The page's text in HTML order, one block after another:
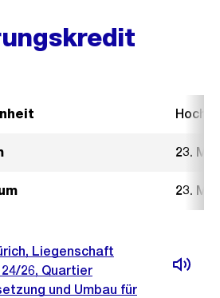
23.
23.
Liegenschaft
26, Quartier
und Umbau für